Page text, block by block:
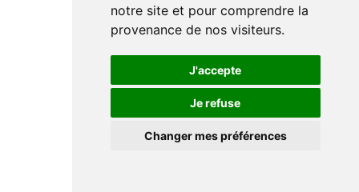
notre site et pour comprendre la
provenance de nos visiteurs.
J'accepte
Je refuse
Changer mes préférences